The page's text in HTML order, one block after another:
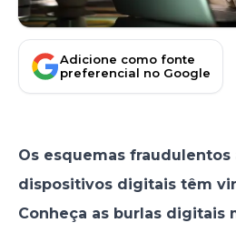
Adicione como fonte
preferencial no Google
Os esquemas fraudulentos
dispositivos digitais têm
Conheça as burlas digitais